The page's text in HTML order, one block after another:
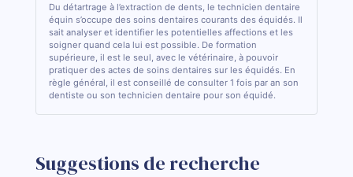
Du détartrage à l’extraction de dents, le technicien dentaire
équin s’occupe des soins dentaires courants des équidés. Il
sait analyser et identifier les potentielles affections et les
soigner quand cela lui est possible. De formation
supérieure, il est le seul, avec le vétérinaire, à pouvoir
pratiquer des actes de soins dentaires sur les équidés. En
règle général, il est conseillé de consulter 1 fois par an son
dentiste ou son technicien dentaire pour son équidé.
Suggestions de recherche